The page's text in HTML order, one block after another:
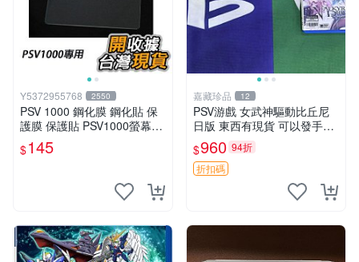
Y5372955768 2550
PSV 1000 鋼化膜 鋼化貼 保
護膜 保護貼 PSV1000螢幕保
護膜 PSV1000鋼化玻璃膜 PS
V1000 貼
$145
嘉藏珍品 12
PSV游戲 女武神驅動比丘尼
日版 東西有現貨 可以發手物
品 無質量問題售不退不換
$960 94折
折扣碼